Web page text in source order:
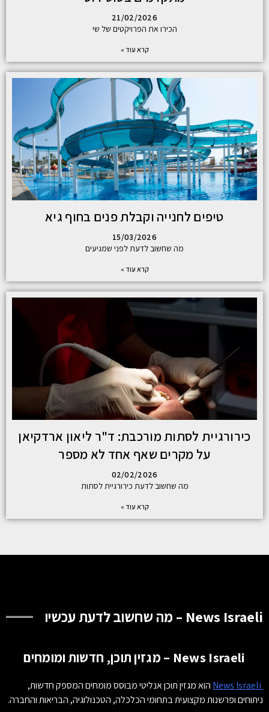
21/02/2026
הכירו את הפרויקטים של שי
קרא עוד »
טיפים לחנייה וקבלת פנים בחוף גיא
15/03/2026
מה שחשוב לדעת לפני שמגיעים
קרא עוד »
כירורגיית לסתות מורכבת: ד"ר ליאון ארדקיאן
על מקרים שאף אחד לא מספר
02/02/2026
מה שחשוב לדעת כירורגיית לסתות
קרא עוד »
News Israeli – מה שחשוב לדעת עכשיו
News Israeli – מגזין תוכן, חדשות ומומחים
הוא מגזין תוכן אנליטי מבוסס מומחים המספק חדשות,
ניתוחים ופרשנות מקצועית בתחומי הכלכלה, הטכנולוגיה, הבריאות והחברה.